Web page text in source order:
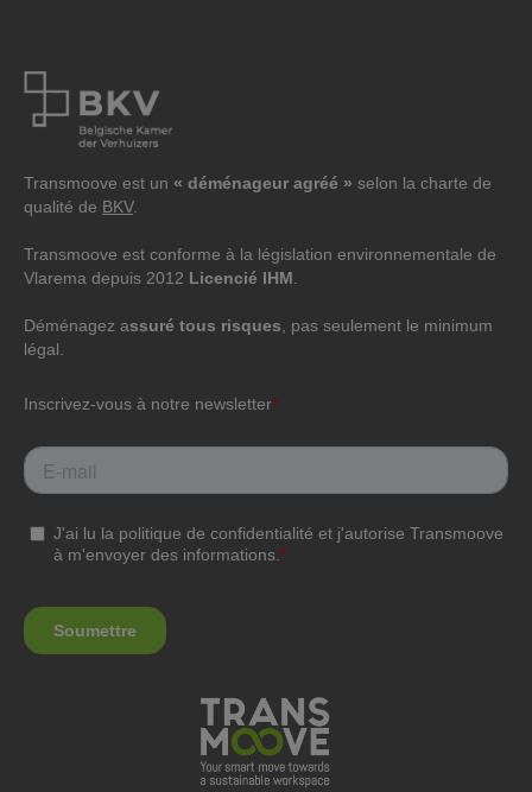
Transmoove est un « déménageur agréé » selon la charte de
qualité de BKV.
Transmoove est conforme à la législation environnementale de
Vlarema depuis 2012 Licencié IHM
Déménagez assuré tous risques , pas seulement le minimum
légal.